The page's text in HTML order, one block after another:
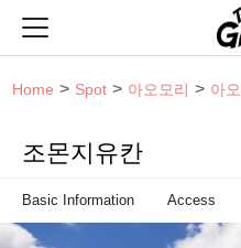
Home Spot 아오모리 아
조몬지유칸
Basic Information Access